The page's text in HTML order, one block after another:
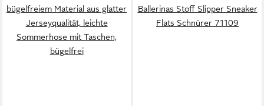
bügelfreiem Material aus glatter
Jerseyqualität, leichte
Sommerhose mit Taschen,
bügelfrei
Ballerinas Stoff Slipper Sneaker
Flats Schnürer 71109